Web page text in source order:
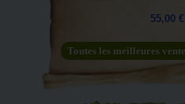
55,00 €
Toutes les meilleures